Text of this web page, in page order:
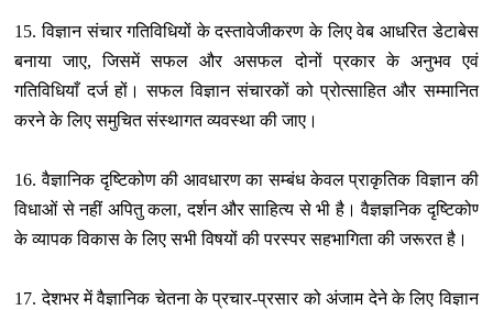
15. विज्ञान संचार गतिविधियों के दस्‍तावेजीकरण के लिए वेब आधरित डेटाबेस
बनाया जाए, जिसमें सफल और असफल दोनों प्रकार के अनुभव एवं
गतिविधियाँ दर्ज हों। सफल विज्ञान संचारकों को प्रोत्‍साहित और सम्‍मानित
करने के लिए समुचित संस्‍थागत व्‍यवस्‍था की जाए।
16. वैज्ञानिक दृष्टिकोण की आवधारण का सम्‍बंध केवल प्राकृतिक विज्ञान की
विधाओं से नहीं अपितु कला, दर्शन और साहित्‍य से भी है। वैज्ञज्ञनिक दृष्टिकोण्‍
के व्‍यापक विकास के लिए सभी विषयों की परस्‍पर सहभागिता की जरूरत है।
17. देशभर में वैज्ञानिक चेतना के प्रचार-प्रसार को अंजाम देने के लिए विज्ञान